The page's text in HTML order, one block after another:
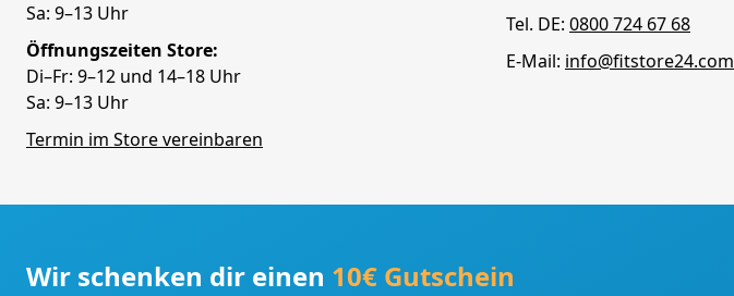
Sa: 9–13 Uhr
Öffnungszeiten Store:
Di–Fr: 9–12 und 14–18 Uhr
Sa: 9–13 Uhr
Termin im Store vereinbaren
Tel. DE: 0800 724 67 68
E-Mail: info@fitstore24.com
Wir schenken dir einen 10€ Gutschein